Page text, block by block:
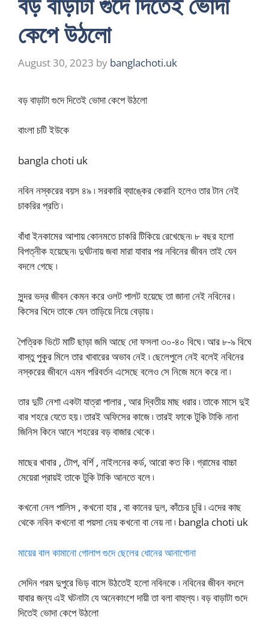
কেপে উঠলো
August 30, 2023 by banglachoti.uk
বড় বাড়াটা গুদে দিতেই ভোদা কেপে উঠলো
বাংলা চটি ইউকে
bangla choti uk
নবিন নস্করের বয়স ৪৯ ৷ সরকারি ব্যাঙ্কের কেরানি হলেও তার টান নেই
চাকরির প্রতি ৷
বাঁধা ইনকামের আশায় কোনমতে চাকরি টিকিয়ে রেখেছেন৷ ৮ বছর হলো
বিপত্নীক হয়েছেন৷ দুর্ঘটনায় জবা মারা যাবার পর নবিনের জীবন তাই যেন
বদলে গেছে ৷
সুন্দর ভদ্র জীবন কেমন করে ওলট পালট হয়েছে তা জানা নেই নবিনের ৷
কিসের খিদে তাকে যেন তাড়িয়ে নিয়ে বেড়ায় ৷
পৈত্রিক ভিটে মাটি ছাড়া জমি আছে দো ফসলা ৩০-৪০ বিঘে ৷ আর ৮-৯ বিঘে
বাস্তু পুকুর মিলে তার খাবারের অভাব নেই ৷ ছেলেপুলে নেই বলেই নবিনের
নস্করের জীবনে এমন পরিবর্তন এসেছে বলেও সে নিজে মনে করে না ৷
তার দুটি নেশা একটা যাত্রা পালার , আর দ্বিতীয় মাছ ধরার ৷ তাকে মাসে দুই
বার শহরে যেতে হয় ৷ তারই অফিসের কাজে ৷ তারই ফাকে টুকি টাকি নানা
জিনিস কিনে আনে শহরের বড় বাজার থেকে ৷
মাছের খাবার , টোপ, বর্শি , নাইলনের কর্ড, আরো কত কি ৷ গ্রামের বাচ্চা
মেয়েরা প্রায়ই তাকে টুকি টাকি আনতে বলে ৷
কখনো নেল পালিস , কখনো হার , বা কানের দুল, কাঁচের চুরি ৷ এদের কাছ
থেকে নবিন কখনো বা পয়সা নেয় কখনো বা নেয় না ৷ bangla choti uk
মায়ের বাল কামানো গোলাপ গুদে ছেলের ধোনের আনাগোনা
সেদিন গরম দুপুরে ভিড় বাসে উঠতেই হলো নবিনকে ৷ নবিনের জীবন বদলে
যাবার জন্য এই ঘটনাটা যে অনেকাংশে দায়ী তা বলা বাহুল্য ৷ বড় বাড়াটা গুদে
দিতেই ভোদা কেপে উঠলো